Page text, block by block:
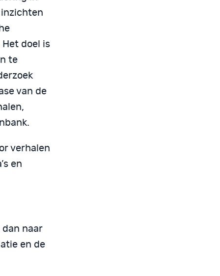
doel is
te
van de
verhalen
en
dan naar
en de